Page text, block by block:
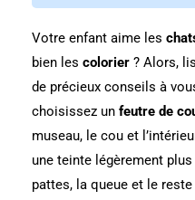
Votre enfant aime les
bien les colorier ? Alors,
de précieux conseils à
choisissez un feutre de
museau, le cou et
une teinte légèrement
pattes, la queue et le